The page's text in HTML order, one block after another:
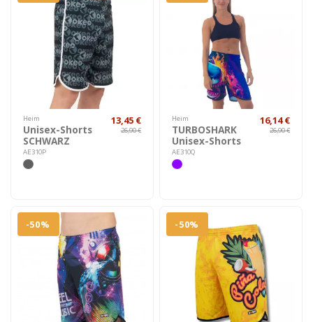
Heim
Unisex-Shorts
SCHWARZ
AE310P
13,45 €
26,90 €
Heim
TURBOSHARK
Unisex-Shorts
AE310Q
16,14 €
26,90 €
-50% -50%